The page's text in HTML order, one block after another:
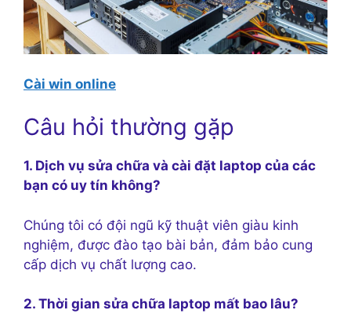
Cài win online
Câu hỏi thường gặp
1. Dịch vụ sửa chữa và cài đặt laptop của các
bạn có uy tín không?
Chúng tôi có đội ngũ kỹ thuật viên giàu kinh
nghiệm, được đào tạo bài bản, đảm bảo cung
cấp dịch vụ chất lượng cao.
2. Thời gian sửa chữa laptop mất bao lâu?